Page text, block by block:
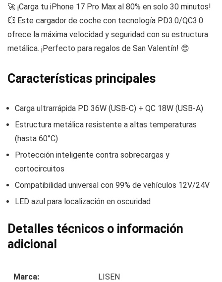
🚀 ¡Carga tu iPhone 17 Pro Max al 80% en solo 30 minutos!
💥 Este cargador de coche con tecnología PD3.0/QC3.0
ofrece la máxima velocidad y seguridad con su estructura
metálica. ¡Perfecto para regalos de San Valentín! 😍
Características principales
Carga ultrarrápida PD 36W (USB-C) + QC 18W (USB-A)
Estructura metálica resistente a altas temperaturas
(hasta 60°C)
Protección inteligente contra sobrecargas y
cortocircuitos
Compatibilidad universal con 99% de vehículos 12V/24V
LED azul para localización en oscuridad
Detalles técnicos o información
adicional
Marca: LISEN